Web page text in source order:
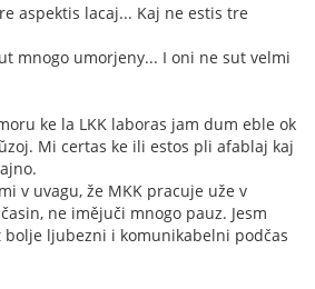
aspektis lacaj... Kaj ne estis tre
mnogo umorjeny... I oni ne sut velmi
ke la LKK laboras jam dum eble ok
Mi certas ke ili estos pli afablaj kaj
v uvagu, že MKK pracuje uže v
ne imějuči mnogo pauz. Jesm
ljubezni i komunikabelni podčas